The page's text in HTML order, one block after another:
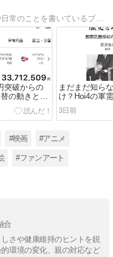
イラストの進捗状況を掲載し、趣味や日常のことを書いているブログとなります。最近は特に『水星の魔女』を推しています。
突破からの
の動きと共
資産運用 #
#円高 #投
まだまだ知ら
け？Hoi4の軍
（MIO） #Hoi4
ム #シミュレ
3日前
#映画 #アニメ
#ファンアート
合
さや健康維持のヒントを鋭
環境の変化、親の対応など